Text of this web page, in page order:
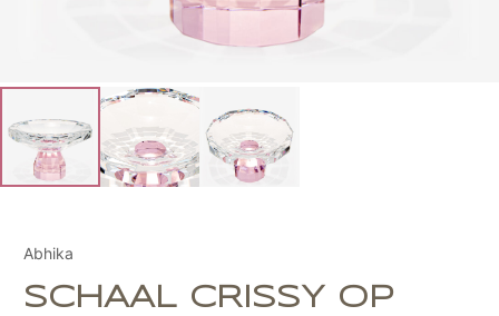
Abhika
SCHAAL CRISSY OP